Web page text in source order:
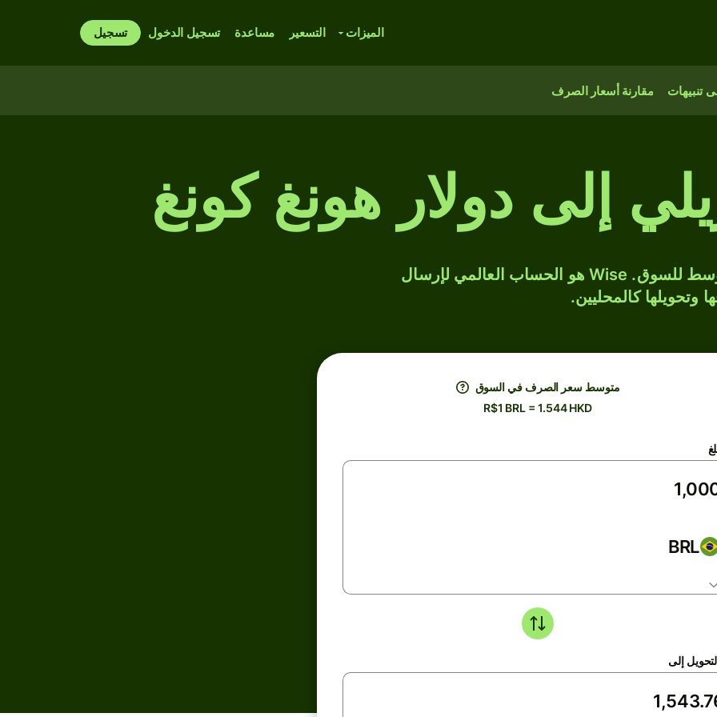
الميزات التسعير مساعدة تسجيل الدخول تسجيل
تنبيهات مقارنة أسعار الصرف
إلى دولار هونغ كونغ
حوّل BRL إلى HKD بسعر الصرف المتوسط للسوق. Wise هو الحساب العالمي لإرسال
وتحويلها كالمحليين.
متوسط ​​سعر الصرف في السوق
R$1 BRL = 1.544 HKD
BRL
إلى